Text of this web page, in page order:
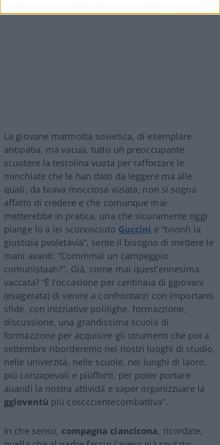
La giovane marmotta sovietica, di esemplare
antipatia, ma vacua, tutto un preoccupante
scuotere la testolina vuota per rafforzare le
minchiate che le han dato da leggere ma alle
quali, da brava mocciosa viziata, non si sogna
affatto di credere e che comunque mai
metterebbe in pratica, una che sicuramente oggi
piange lo a lei sconosciuto Guccini e “tvionfi la
giustizia pvoletavia”, sente il bisogno di mettere le
mani avanti: “Commmai un campeggiio
comunistaah?”. Già, come mai quest’ennesima
vaccata? “È l’occasione per centinaia di ggiovani
(esagerata) di venire a confrontarzi con importanti
sfide, con inizziative politighe, formazzione,
discussione, una grandissima scuola di
formazzione per acquisire gli strumenti che poi a
settembre riborderemo nei nostri luoghi di studio,
nelle univerzità, nelle scuole, nei luoghi di laoro,
più conzapevoli e piùfforti, per poter portare
auandi la nostra attividà e saper organizzuare la
ggioventù più coscccientecombattiva”.
In che senso, compagna ciancicona, ricordate,